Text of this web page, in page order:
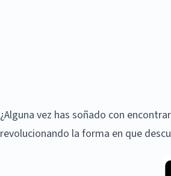
¿Alguna vez has soñado con
revolucionando la forma en que